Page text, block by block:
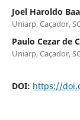
Joel Haroldo
Uniarp, Caçador,
Paulo Cezar de
Uniarp, Caçador,
DOI: https://